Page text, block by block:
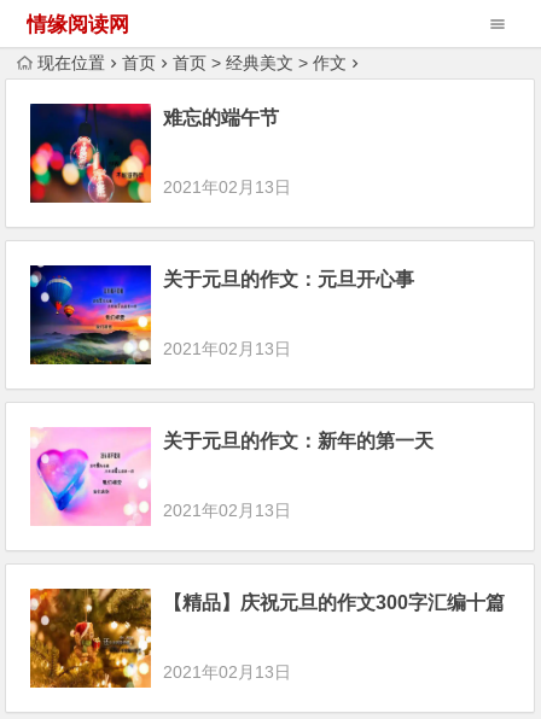
情缘阅读网
现在位置 首页 首页 >经典美文 >作文
难忘的端午节
2021年02月13日
关于元旦的作文：元旦开心事
2021年02月13日
关于元旦的作文：新年的第一天
2021年02月13日
【精品】庆祝元旦的作文300字汇编十篇
2021年02月13日